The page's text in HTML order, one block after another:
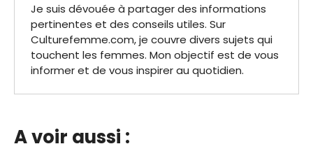
Je suis dévouée à partager des informations
pertinentes et des conseils utiles. Sur
Culturefemme.com, je couvre divers sujets qui
touchent les femmes. Mon objectif est de vous
informer et de vous inspirer au quotidien.
A voir aussi :